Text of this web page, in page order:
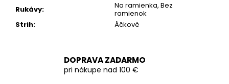
Rukávy:
Na ramienka, Bez
ramienok
Strih: Áčkové
DOPRAVA ZADARMO
pri nákupe nad 100 €